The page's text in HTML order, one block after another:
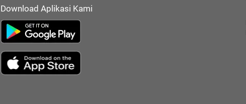
Download Aplikasi Kami